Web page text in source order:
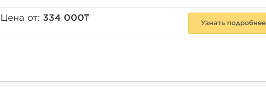
Цена от: 334 000₸
Узнать подробнее